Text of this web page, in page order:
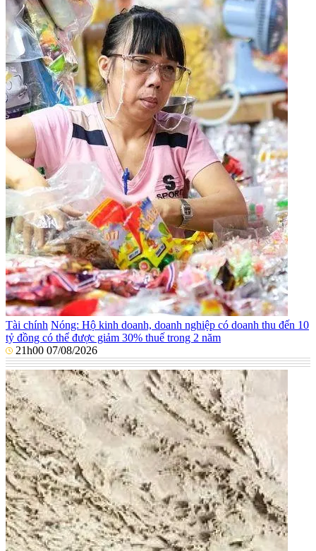
Tài chính Nóng: Hộ kinh doanh, doanh nghiệp có doanh thu đến 10
tỷ đồng có thể được giảm 30% thuế trong 2 năm
21h00 07/08/2026